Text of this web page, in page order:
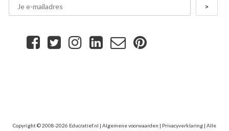
Copyright © 2008-2026 Educratief.nl | Algemene voorwaarden | Privacyverklaring | Alle